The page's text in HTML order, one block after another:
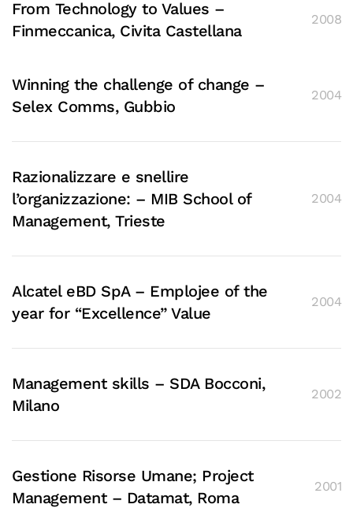
From Technology to Values –
Finmeccanica, Civita Castellana
2008
Winning the challenge of change –
Selex Comms, Gubbio
2004
Razionalizzare e snellire
l’organizzazione: – MIB School of
Management, Trieste
2004
Alcatel eBD SpA – Emplojee of the
year for “Excellence” Value
2004
Management skills – SDA Bocconi,
Milano
2002
Gestione Risorse Umane; Project
Management – Datamat, Roma
2001